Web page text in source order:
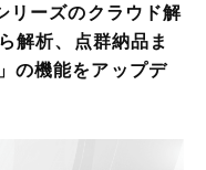
ーズのクラウド解
解析、点群納品ま
の機能をアップデ